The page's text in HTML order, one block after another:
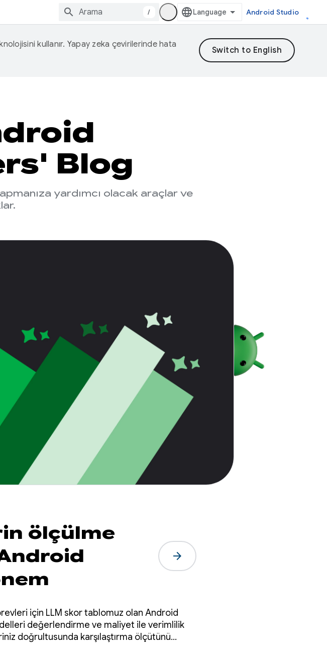
/ Android Studio
kullanır. Yapay zeka çevirilerinde hata
Blog
yardımcı olacak araçlar ve
ölçülme
arrow_forward
için LLM skor tablomuz olan Android
değerlendirme ve maliyet ile verimlilik
doğrultusunda karşılaştırma ölçütünü